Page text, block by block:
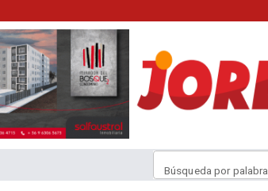
Búsqueda por palabra